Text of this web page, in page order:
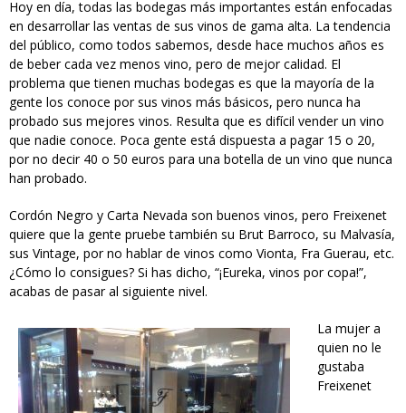
Hoy en día, todas las bodegas más importantes están enfocadas
en desarrollar las ventas de sus vinos de gama alta. La tendencia
del público, como todos sabemos, desde hace muchos años es
de beber cada vez menos vino, pero de mejor calidad. El
problema que tienen muchas bodegas es que la mayoría de la
gente los conoce por sus vinos más básicos, pero nunca ha
probado sus mejores vinos. Resulta que es difícil vender un vino
que nadie conoce. Poca gente está dispuesta a pagar 15 o 20,
por no decir 40 o 50 euros para una botella de un vino que nunca
han probado.
Cordón Negro y Carta Nevada son buenos vinos, pero Freixenet
quiere que la gente pruebe también su Brut Barroco, su Malvasía,
sus Vintage, por no hablar de vinos como Vionta, Fra Guerau, etc.
¿Cómo lo consigues? Si has dicho, “¡Eureka, vinos por copa!”,
acabas de pasar al siguiente nivel.
freixenet_bubble_department_-
_cava_bar.jpg
La mujer a
quien no le
gustaba
Freixenet